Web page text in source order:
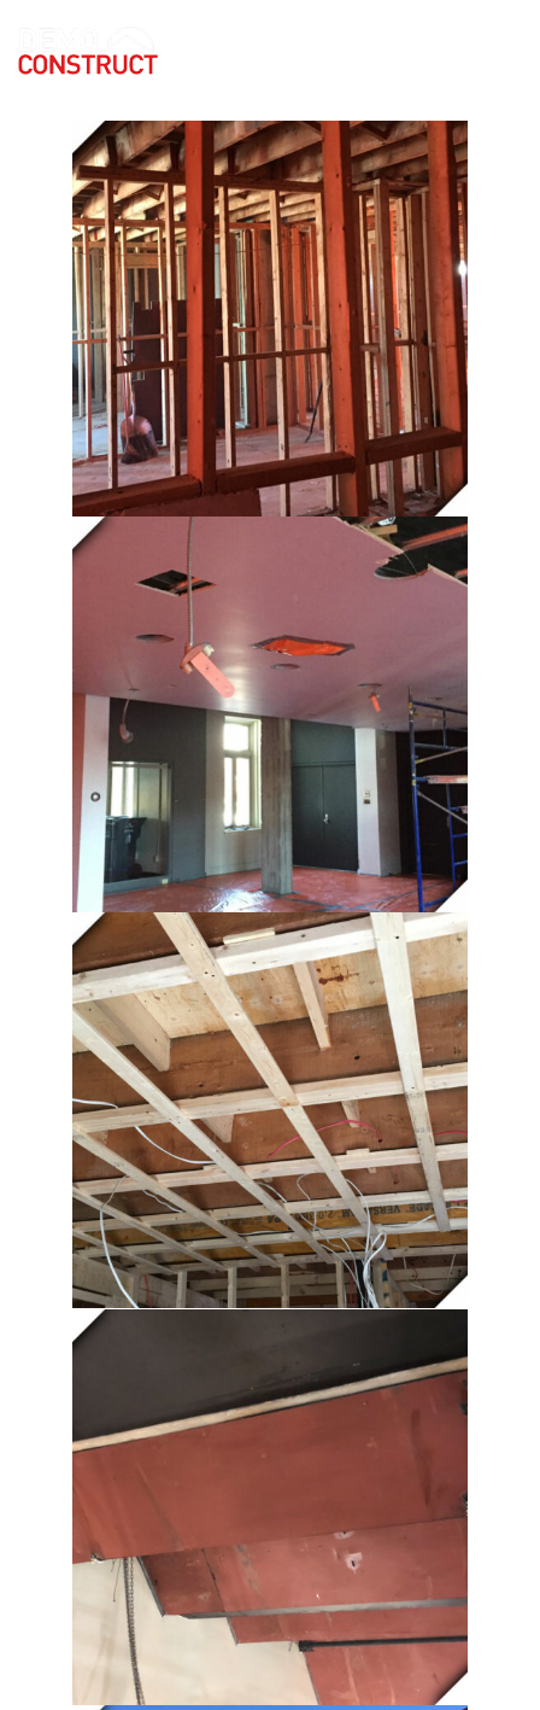
DÉMOLITION 16 LOGEMENTS
| LA PRAIRIE
DÉMOLITION DE PLAFOND |
UNIVERSITÉ DE MONTRÉAL
DÉMOLITION DE PLAFOND
D’AMIANTE
DÉMOLITION, DÉMOLITION,
DÉMOLITION, DÉMOLITION,
DÉMOLITION
PLAQUE D’ACIER |
DÉCONTAMINATION |
MANÈGE MILITAIRE LAVAL